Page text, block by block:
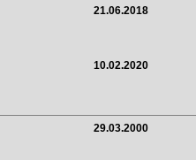
21.06.2018
10.02.2020
29.03.2000